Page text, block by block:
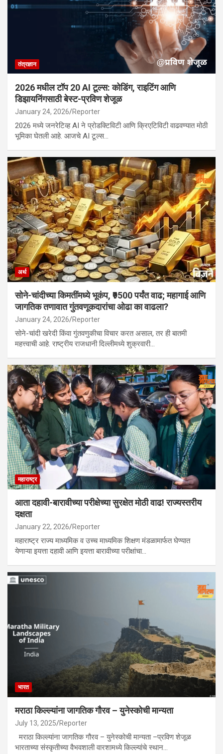
तंत्रज्ञान
2026 मधील टॉप 20 AI टूल्स: कोडिंग, राइटिंग आणि
डिझायनिंगसाठी बेस्ट-प्रविण शेजूळ
January 24, 2026 Reporter
2026 मध्ये जनरेटिव्ह AI ने प्रोडक्टिविटी आणि क्रिएटिविटी वाढवण्यात मोठी
भूमिका घेतली आहे. आजचे AI टूल्स…
अर्थ
सोने-चांदीच्या किमतींमध्ये भूकंप, ₹9500 पर्यंत वाढ; महागाई आणि
जागतिक तणावात गुंतवणूकदारांचा ओढा का वाढला?
January 24, 2026 Reporter
सोने-चांदी खरेदी किंवा गुंतवणुकीचा विचार करत असाल, तर ही बातमी
महत्त्वाची आहे. राष्ट्रीय राजधानी दिल्लीमध्ये शुक्रवारी…
महाराष्ट्र
आता दहावी-बारावीच्या परीक्षेच्या सुरक्षेत मोठी वाढ! राज्यस्तरीय
दक्षता
January 22, 2026 Reporter
महाराष्ट्र राज्य माध्यमिक व उच्च माध्यमिक शिक्षण मंडळामार्फत घेण्यात
येणाऱ्या इयत्ता दहावी आणि इयत्ता बारावीच्या परीक्षांचा…
भारत
मराठा किल्ल्यांना जागतिक गौरव – युनेस्कोची मान्यता
July 13, 2025 Reporter
मराठा किल्ल्यांना जागतिक गौरव – युनेस्कोची मान्यता –प्रविण शेजूळ
भारताच्या संस्कृतीच्या वैभवशाली वारशामध्ये किल्ल्यांचे स्थान…